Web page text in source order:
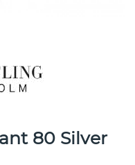
80 Silver